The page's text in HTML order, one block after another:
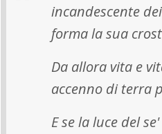
incandescente
forma la sua
Da allora vita e
accenno di terra
E se la luce del